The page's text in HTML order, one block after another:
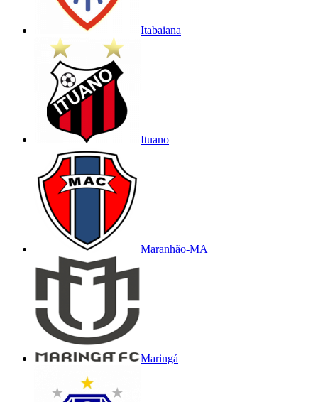
Itabaiana
Ituano
Maranhão-MA
Maringá